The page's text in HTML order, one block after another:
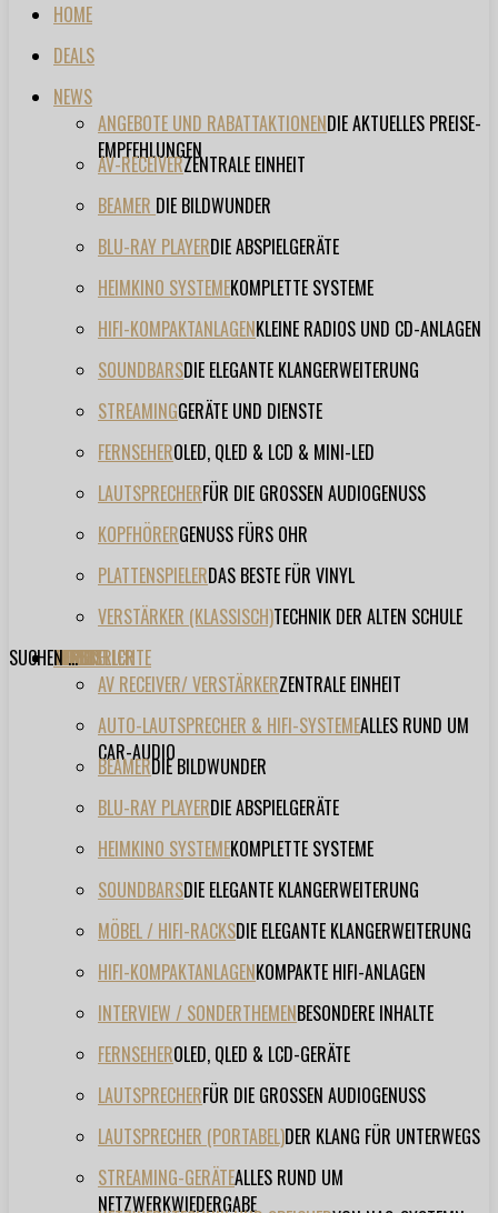
HOME
DEALS
NEWS
ANGEBOTE UND RABATTAKTIONENDIE AKTUELLES PREISE-
EMPFEHLUNGEN
AV-RECEIVERZENTRALE EINHEIT
BEAMER DIE BILDWUNDER
BLU-RAY PLAYERDIE ABSPIELGERÄTE
HEIMKINO SYSTEMEKOMPLETTE SYSTEME
HIFI-KOMPAKTANLAGENKLEINE RADIOS UND CD-ANLAGEN
SOUNDBARSDIE ELEGANTE KLANGERWEITERUNG
STREAMINGGERÄTE UND DIENSTE
FERNSEHEROLED, QLED & LCD & MINI-LED
LAUTSPRECHERFÜR DIE GROSSEN AUDIOGENUSS
KOPFHÖRERGENUSS FÜRS OHR
PLATTENSPIELERDAS BESTE FÜR VINYL
VERSTÄRKER (KLASSISCH)TECHNIK DER ALTEN SCHULE
TESTBERICHTE
AV RECEIVER/ VERSTÄRKERZENTRALE EINHEIT
AUTO-LAUTSPRECHER & HIFI-SYSTEMEALLES RUND UM
CAR-AUDIO
BEAMERDIE BILDWUNDER
BLU-RAY PLAYERDIE ABSPIELGERÄTE
HEIMKINO SYSTEMEKOMPLETTE SYSTEME
SOUNDBARSDIE ELEGANTE KLANGERWEITERUNG
MÖBEL / HIFI-RACKSDIE ELEGANTE KLANGERWEITERUNG
HIFI-KOMPAKTANLAGENKOMPAKTE HIFI-ANLAGEN
INTERVIEW / SONDERTHEMENBESONDERE INHALTE
FERNSEHEROLED, QLED & LCD-GERÄTE
LAUTSPRECHERFÜR DIE GROSSEN AUDIOGENUSS
LAUTSPRECHER (PORTABEL)DER KLANG FÜR UNTERWEGS
STREAMING-GERÄTEALLES RUND UM
NETZWERKWIEDERGABE
FORUM
FILME
VIDEOS
HERSTELLER
EVENT
SUCHEN ...